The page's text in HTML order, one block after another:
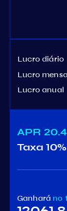
Lucro diário
Lucro
Lucro anual
APR
Taxa 10%
Ganhará no